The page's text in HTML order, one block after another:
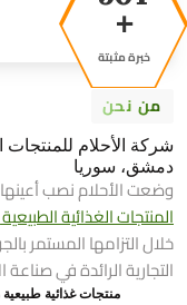
+
خبرة مثبتة
من نحن
دمشق، سوريا
وضعت الأحلام نصب
المنتجات الغذائية
خلال التزامها المستمر
التجارية الرائدة في صناعة
منتجات غذائية